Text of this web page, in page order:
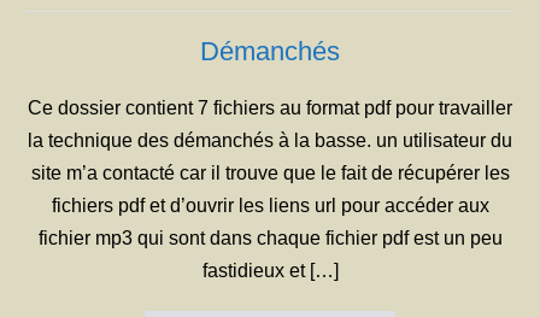
Démanchés
Ce dossier contient 7 fichiers au format pdf pour travailler
la technique des démanchés à la basse. un utilisateur du
site m’a contacté car il trouve que le fait de récupérer les
fichiers pdf et d’ouvrir les liens url pour accéder aux
fichier mp3 qui sont dans chaque fichier pdf est un peu
fastidieux et […]